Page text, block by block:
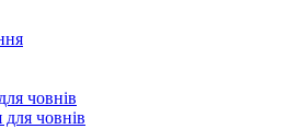
човнів
човнів